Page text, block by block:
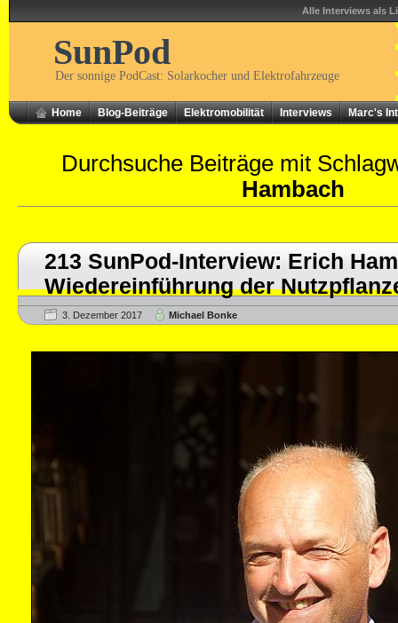
Alle Interviews als
SunPod
Der sonnige PodCast: Solarkocher und Elektrofahrzeuge
Home Blog-Beiträge Elektromobilität Interviews Marc's
Durchsuche Beiträge mit
Hambach
213 SunPod-Interview: Erich
Wiedereinführung der
3. Dezember 2017 Michael Bonke